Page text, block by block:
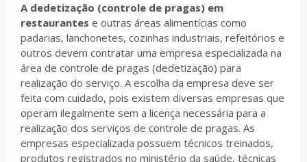
A dedetização (controle de pragas) em
restaurantes e outras áreas alimentícias como
padarias, lanchonetes, cozinhas industriais, refeitórios e
outros devem contratar uma empresa especializada na
área de controle de pragas (dedetização) para
realização do serviço. A escolha da empresa deve ser
feita com cuidado, pois existem diversas empresas que
operam ilegalmente sem a licença necessária para a
realização dos serviços de controle de pragas. As
empresas especializada possuem técnicos treinados,
produtos registrados no ministério da saúde, técnicas